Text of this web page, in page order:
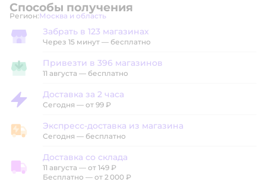
Способы получения
Регион: Выбор адреса доставки.
Москва и область
Забрать в магазине
Забрать в 123 магазинах
Через 15 минут — бесплатно
Привезти в магазин
Привезти в 396 магазинов
11 августа — бесплатно
Доставка за 2 часа
Доставка за 2 часа
Сегодня — от 99 ₽
Экспресс-доставка из магазина
Экспресс-доставка из магазина
Сегодня — бесплатно
Доставка со склада
Доставка со склада
11 августа — от 149 ₽
Бесплатно — от 2 000 ₽